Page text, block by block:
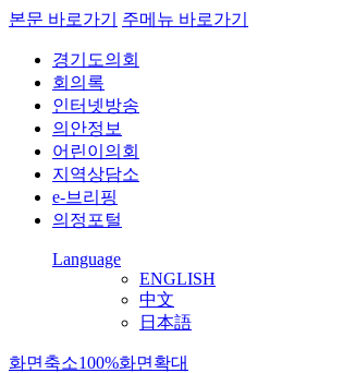
본문 바로가기 주메뉴 바로가기
경기도의회
회의록
인터넷방송
의안정보
어린이의회
지역상담소
e-브리핑
의정포털
Language
ENGLISH
中文
日本語
화면축소100%화면확대